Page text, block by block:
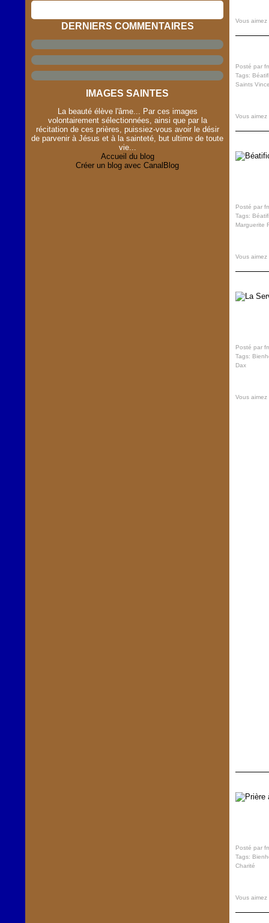
DERNIERS COMMENTAIRES
IMAGES SAINTES
La beauté élève l'âme... Par ces images
volontairement sélectionnées, ainsi que par la
récitation de ces prières, puissiez-vous avoir le désir
de parvenir à Jésus et à la sainteté, but ultime de toute
vie...
Accueil du blog
Créer un blog avec CanalBlog
Vous aimez
Posté par
Tags:
Saints
Vous aimez
Posté par
Tags:
Marguerite
Vous aimez
Posté par
Tags:
Dax
Vous aimez
Posté par
Tags:
Charité
Vous aimez